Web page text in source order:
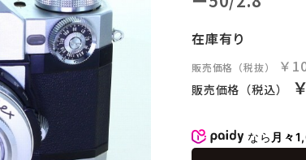
在庫有り
販売価格（税抜） ￥
販売価格（税込）
なら 月々